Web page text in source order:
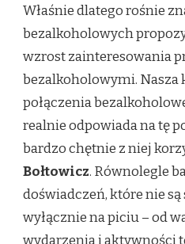
Właśnie dlatego rośnie
bezalkoholowych
wzrost zainteresowania
bezalkoholowymi.
połączenia
realnie odpowiada na tę
bardzo chętnie z niej
Bołtowicz. Równolegle
doświadczeń, które nie
wyłącznie na piciu – od
wydarzenia i aktywności